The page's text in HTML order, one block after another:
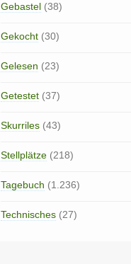
Gebastel(38)
Gekocht(30)
Gelesen (23)
Getestet(37)
Skurriles(43)
Stellplätze(218)
Tagebuch (1.236)
Technisches(27)